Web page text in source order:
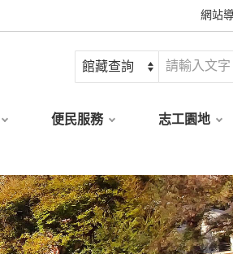
網站
便民服務 志工園地